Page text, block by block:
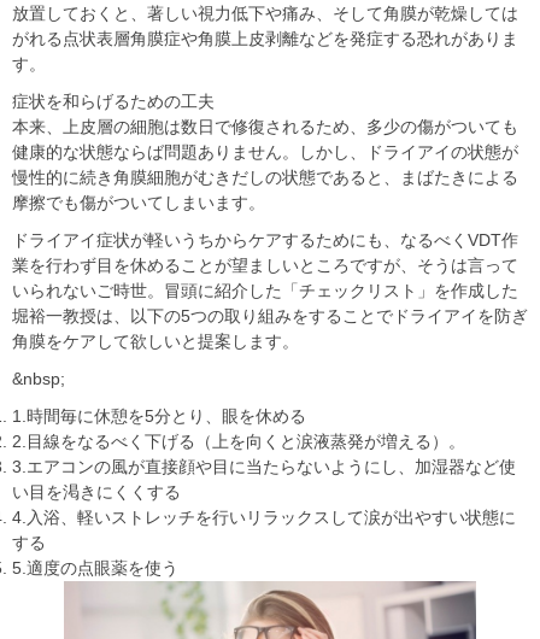
放置しておくと、著しい視力低下や痛み、そして角膜が乾燥しては
がれる点状表層角膜症や角膜上皮剥離などを発症する恐れがありま
す。
症状を和らげるための工夫
本来、上皮層の細胞は数日で修復されるため、多少の傷がついても
健康的な状態ならば問題ありません。しかし、ドライアイの状態が
慢性的に続き角膜細胞がむきだしの状態であると、まばたきによる
摩擦でも傷がついてしまいます。
ドライアイ症状が軽いうちからケアするためにも、なるべくVDT作
業を行わず目を休めることが望ましいところですが、そうは言って
いられないご時世。冒頭に紹介した「チェックリスト」を作成した
堀裕一教授は、以下の5つの取り組みをすることでドライアイを防ぎ
角膜をケアして欲しいと提案します。
&nbsp;
1.時間毎に休憩を5分とり、眼を休める
2.目線をなるべく下げる（上を向くと涙液蒸発が増える）。
3.エアコンの風が直接顔や目に当たらないようにし、加湿器など使
い目を渇きにくくする
4.入浴、軽いストレッチを行いリラックスして涙が出やすい状態に
する
5.適度の点眼薬を使う